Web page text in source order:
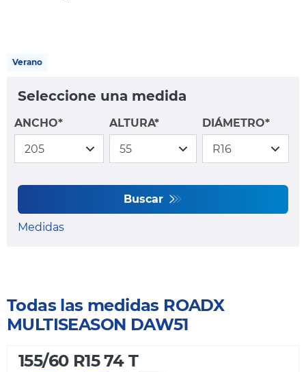
Verano
Seleccione una medida
ANCHO* ALTURA* DIÁMETRO*
Buscar
Medidas
Todas las medidas ROADX
MULTISEASON DAW51
155/60 R15 74 T